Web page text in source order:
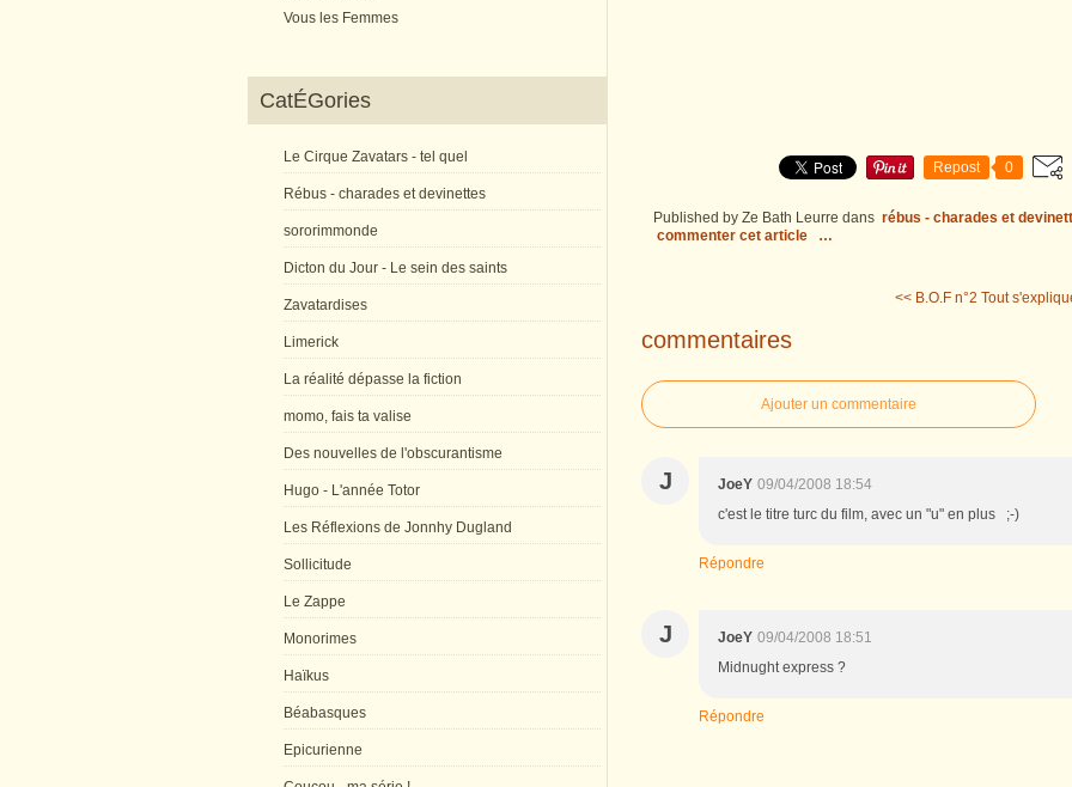
Vous les Femmes
CatÉGories
Le Cirque Zavatars - tel quel
Rébus - charades et devinettes
sororimmonde
Dicton du Jour - Le sein des saints
Zavatardises
Limerick
La réalité dépasse la fiction
momo, fais ta valise
Des nouvelles de l'obscurantisme
Hugo - L'année Totor
Les Réflexions de Jonnhy Dugland
Sollicitude
Le Zappe
Monorimes
Haïkus
Béabasques
Epicurienne
Repost 0
Published by Ze Bath Leurre dans rébus - charades et
commenter cet article
…
<< B.O.F n°2 Tout
commentaires
Ajouter un commentaire
J JoeY 09/04/2008 18:54
c'est le titre turc du film, avec un "u" en plus ;-)
Répondre
J JoeY 09/04/2008 18:51
Midnught express ?
Répondre